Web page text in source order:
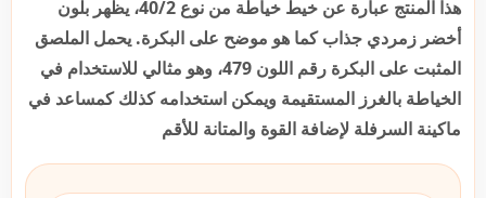
هذا المنتج عبارة عن خيط خياطة من نوع 40/2، يظهر بلون
أخضر زمردي جذاب كما هو موضح على البكرة. يحمل الملصق
المثبت على البكرة رقم اللون 479، وهو مثالي للاستخدام في
الخياطة بالغرز المستقيمة ويمكن استخدامه كذلك كمساعد في
ماكينة السرفلة لإضافة القوة والمتانة للأقم